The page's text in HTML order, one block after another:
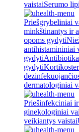
vaistaiSerumo
Priešgrybeliniai
minkštinantys ir
opoms gydyti
antihistamininiai
gydyti
gydyti
dermatologiniai
Priešinfekciniai
ginekologiniai
veikiantys vaistai